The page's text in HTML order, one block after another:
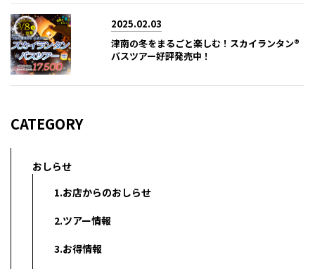
2025.02.03
津南の冬をまるごと楽しむ！スカイランタン®
バスツアー好評発売中！
CATEGORY
おしらせ
1.お店からのおしらせ
2.ツアー情報
3.お得情報